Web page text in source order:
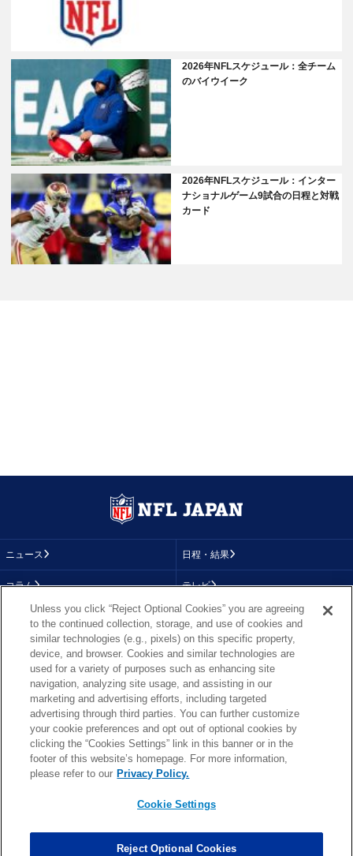
2026年NFLスケジュール：全チーム
のバイウイーク
2026年NFLスケジュール：インター
ナショナルゲーム9試合の日程と対戦
カード
ニュース 日程・結果
コラム テレビ
画像
順位表
About NFL
More NFL 特集
TOP お問い合わせ FAQ
PHOTO BY AP Images / PHOTO BY Getty Images
Unless you click “Reject Optional Cookies” you are agreeing
to the continued collection, storage, and use of cookies and
similar technologies (e.g., pixels) on this specific property,
device, and browser. Cookies and similar technologies are
used for a variety of purposes such as enhancing site
navigation, analyzing site usage, and assisting in our
marketing and advertising efforts, including targeted
advertising through third parties. You can further customize
your cookie preferences and opt out of optional cookies by
clicking the “Cookies Settings” link in this banner or in the
footer of this website’s homepage. For more information,
please refer to our Privacy Policy.
Cookie Settings
Reject Optional Cookies